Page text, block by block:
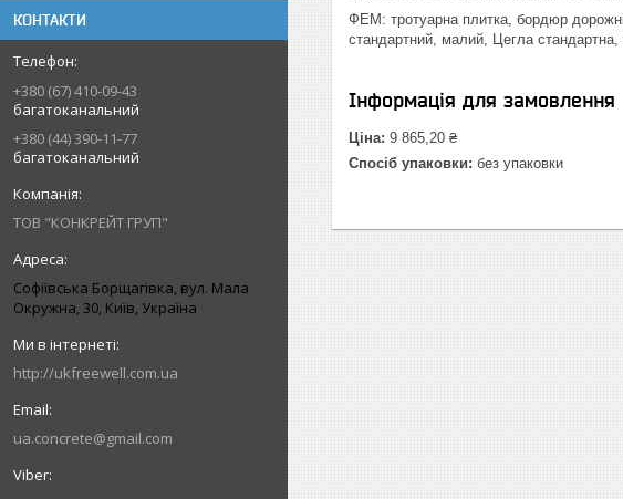
КОНТАКТИ
+380 (67) 410-09-43
багатоканальний
+380 (44) 390-11-77
багатоканальний
ТОВ "КОНКРЕЙТ ГРУП"
Софіївська Борщагівка, вул. Мала
Окружна, 30, Київ, Україна
http://ukfreewell.com.ua
ua.concrete@gmail.com
ФЕМ: тротуарна плитка, бордюр
стандартний, малий, Цегла
Інформація для замовлення
Ціна: 9 865,20 ₴
Спосіб упаковки: без упаковки